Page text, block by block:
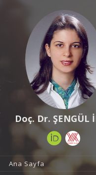
Doç. Dr. ŞENGÜL
Ana Sayfa